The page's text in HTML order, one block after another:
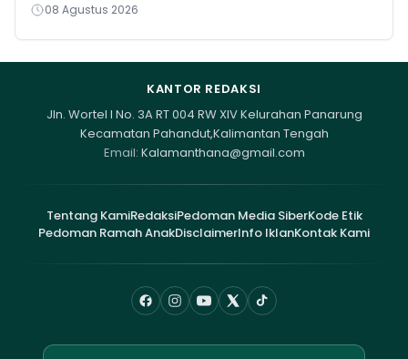
08 Agustus 2026
KANTOR REDAKSI
Jln. Wortel I No. 3A RT 004 RW XIV Kelurahan Panarung
Kecamatan Pahandut,Kalimantan Tengah
Email: Kalamanthana@gmail.com
Tentang KamiRedaksiPedoman Media SiberKode Etik
Pedoman Ramah AnakDisclaimerInfo IklanKontak Kami